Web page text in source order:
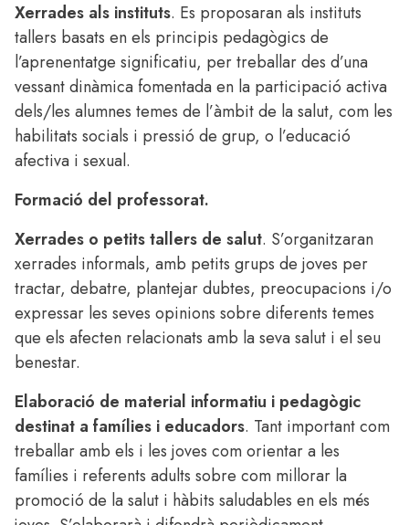
Xerrades als instituts. Es proposaran als instituts
tallers basats en els principis pedagògics de
l’aprenentatge significatiu, per treballar des d’una
vessant dinàmica fomentada en la participació activa
dels/les alumnes temes de l’àmbit de la salut, com les
habilitats socials i pressió de grup, o l’educació
afectiva i sexual.
Formació del professorat.
Xerrades o petits tallers de salut. S’organitzaran
xerrades informals, amb petits grups de joves per
tractar, debatre, plantejar dubtes, preocupacions i/o
expressar les seves opinions sobre diferents temes
que els afecten relacionats amb la seva salut i el seu
benestar.
Elaboració de material informatiu i pedagògic
destinat a famílies i educadors. Tant important com
treballar amb els i les joves com orientar a les
famílies i referents adults sobre com millorar la
promoció de la salut i hàbits saludables en els més